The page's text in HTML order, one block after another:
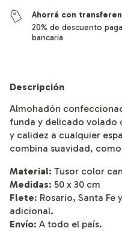
Ahorrá con
20% de descuento
bancaria
Descripción
Almohadón
funda y delicado volado
y calidez a cualquier
combina suavidad,
Material: Tusor color
Medidas: 50 x 30 cm
Flete: Rosario, Santa Fe
adicional.
Envío: A todo el país.